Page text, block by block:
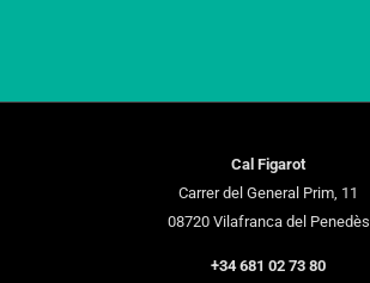
Cal Figarot
Carrer del General Prim, 11
08720 Vilafranca del Penedès
+34 681 02 73 80